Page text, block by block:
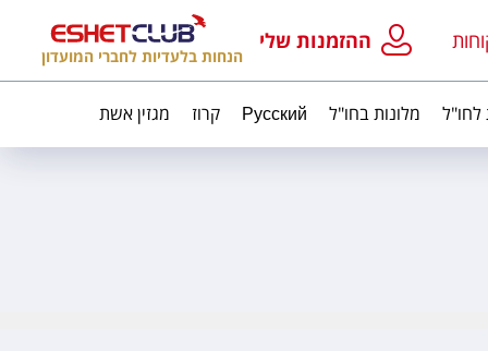
ההזמנות שלי
הנחות בלעדיות לחברי המועדון
לחו"ל מלונות בחו"ל Русский קרוז מגזין אשת